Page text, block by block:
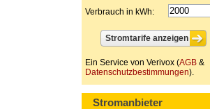
Verbrauch in kWh:
Ein Service von Verivox (AGB &
Datenschutzbestimmungen).
Stromanbieter